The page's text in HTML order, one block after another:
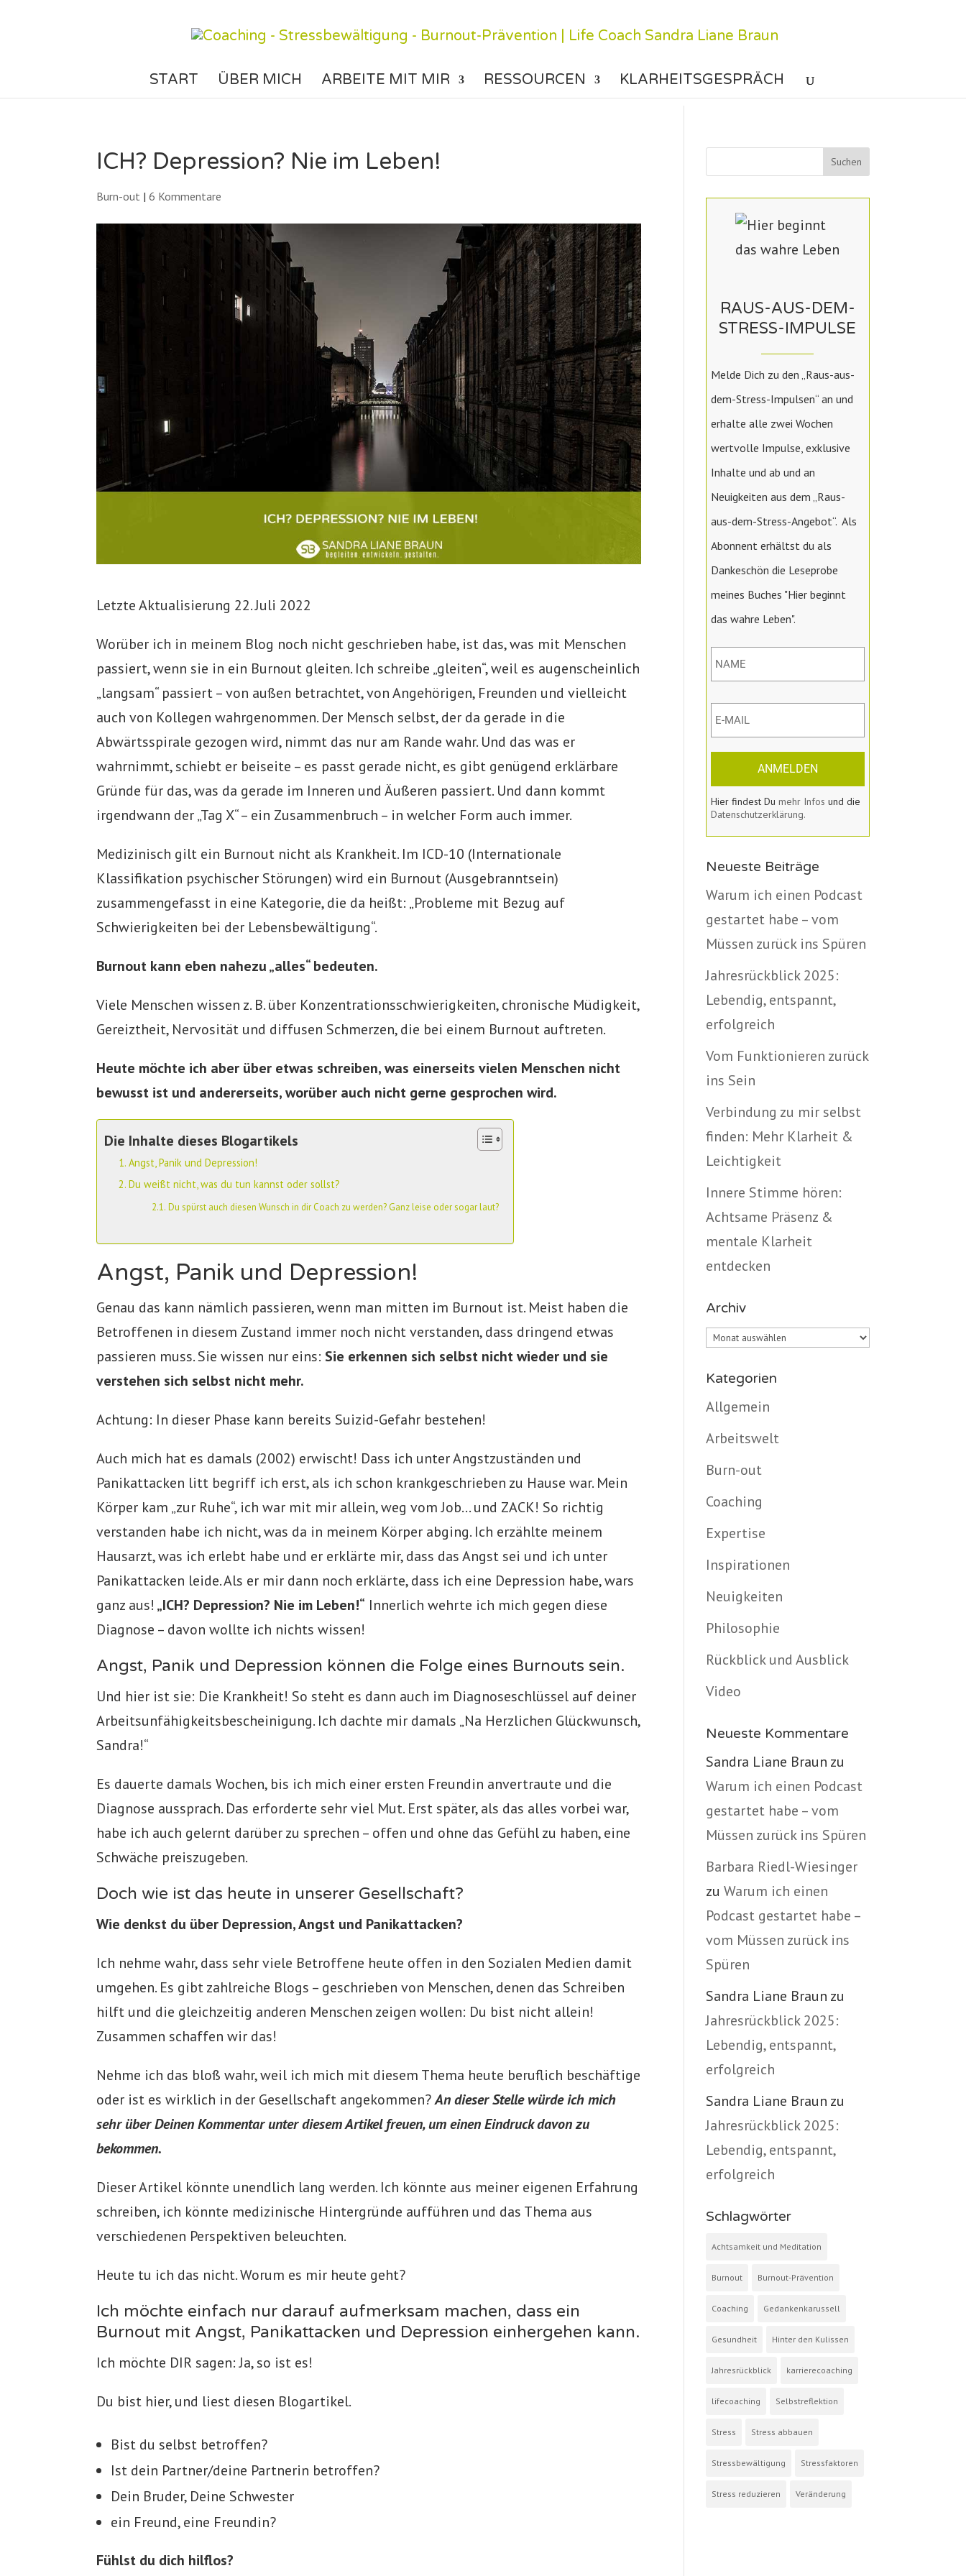
START ÜBER MICH ARBEITE MIT MIR RESSOURCEN KLARHEITSGESPRÄCH
ICH? Depression? Nie im Leben!
Burn-out |6 Kommentare
Letzte Aktualisierung 22. Juli 2022
Worüber ich in meinem Blog noch nicht geschrieben habe, ist das, was mit Menschen
passiert, wenn sie in ein Burnout gleiten. Ich schreibe „gleiten“, weil es augenscheinlich
„langsam“ passiert – von außen betrachtet, von Angehörigen, Freunden und vielleicht
auch von Kollegen wahrgenommen. Der Mensch selbst, der da gerade in die
Abwärtsspirale gezogen wird, nimmt das nur am Rande wahr. Und das was er
wahrnimmt, schiebt er beiseite – es passt gerade nicht, es gibt genügend erklärbare
Gründe für das, was da gerade im Inneren und Äußeren passiert. Und dann kommt
irgendwann der „Tag X“ – ein Zusammenbruch – in welcher Form auch immer.
Medizinisch gilt ein Burnout nicht als Krankheit. Im ICD-10 (Internationale
Klassifikation psychischer Störungen) wird ein Burnout (Ausgebranntsein)
zusammengefasst in eine Kategorie, die da heißt: „Probleme mit Bezug auf
Schwierigkeiten bei der Lebensbewältigung“.
Burnout kann eben nahezu „alles“ bedeuten.
Viele Menschen wissen z. B. über Konzentrationsschwierigkeiten, chronische Müdigkeit,
Gereiztheit, Nervosität und diffusen Schmerzen, die bei einem Burnout auftreten.
Heute möchte ich aber über etwas schreiben, was einerseits vielen Menschen nicht
bewusst ist und andererseits, worüber auch nicht gerne gesprochen wird.
Die Inhalte dieses Blogartikels
Angst, Panik und Depression!
Du weißt nicht, was du tun kannst oder sollst?
Du spürst auch diesen Wunsch in dir Coach zu werden? Ganz leise oder sogar laut?
Angst, Panik und Depression!
Genau das kann nämlich passieren, wenn man mitten im Burnout ist. Meist haben die
Betroffenen in diesem Zustand immer noch nicht verstanden, dass dringend etwas
passieren muss. Sie wissen nur eins: Sie erkennen sich selbst nicht wieder und sie
verstehen sich selbst nicht mehr.
Achtung: In dieser Phase kann bereits Suizid-Gefahr bestehen!
Auch mich hat es damals (2002) erwischt! Dass ich unter Angstzuständen und
Panikattacken litt begriff ich erst, als ich schon krankgeschrieben zu Hause war. Mein
Körper kam „zur Ruhe“, ich war mit mir allein, weg vom Job… und ZACK! So richtig
verstanden habe ich nicht, was da in meinem Körper abging. Ich erzählte meinem
Hausarzt, was ich erlebt habe und er erklärte mir, dass das Angst sei und ich unter
Panikattacken leide. Als er mir dann noch erklärte, dass ich eine Depression habe, wars
ganz aus! „ICH? Depression? Nie im Leben!“ Innerlich wehrte ich mich gegen diese
Diagnose – davon wollte ich nichts wissen!
Angst, Panik und Depression können die Folge eines Burnouts sein.
Und hier ist sie: Die Krankheit! So steht es dann auch im Diagnoseschlüssel auf deiner
Arbeitsunfähigkeitsbescheinigung. Ich dachte mir damals „Na Herzlichen Glückwunsch,
Sandra!“
Es dauerte damals Wochen, bis ich mich einer ersten Freundin anvertraute und die
Diagnose aussprach. Das erforderte sehr viel Mut. Erst später, als das alles vorbei war,
habe ich auch gelernt darüber zu sprechen – offen und ohne das Gefühl zu haben, eine
Schwäche preiszugeben.
Doch wie ist das heute in unserer Gesellschaft?
Wie denkst du über Depression, Angst und Panikattacken?
Ich nehme wahr, dass sehr viele Betroffene heute offen in den Sozialen Medien damit
umgehen. Es gibt zahlreiche Blogs – geschrieben von Menschen, denen das Schreiben
hilft und die gleichzeitig anderen Menschen zeigen wollen: Du bist nicht allein!
Zusammen schaffen wir das!
Nehme ich das bloß wahr, weil ich mich mit diesem Thema heute beruflich beschäftige
oder ist es wirklich in der Gesellschaft angekommen?An dieser Stelle würde ich mich
sehr über Deinen Kommentar unter diesem Artikel freuen, um einen Eindruck davon zu
bekommen.
Dieser Artikel könnte unendlich lang werden. Ich könnte aus meiner eigenen Erfahrung
schreiben, ich könnte medizinische Hintergründe aufführen und das Thema aus
verschiedenen Perspektiven beleuchten.
Heute tu ich das nicht. Worum es mir heute geht?
Ich möchte einfach nur darauf aufmerksam machen, dass ein
Burnout mit Angst, Panikattacken und Depression einhergehen kann.
Ich möchte DIR sagen: Ja, so ist es!
Du bist hier, und liest diesen Blogartikel.
Bist du selbst betroffen?
Ist dein Partner/deine Partnerin betroffen?
Dein Bruder, Deine Schwester
ein Freund, eine Freundin?
Fühlst du dich hilflos?
RAUS-AUS-DEM-
STRESS-IMPULSE
Melde Dich zu den „Raus-aus-
dem-Stress-Impulsen“ an und
erhalte alle zwei Wochen
wertvolle Impulse, exklusive
Inhalte und ab und an
Neuigkeiten aus dem „Raus-
aus-dem-Stress-Angebot“. Als
Abonnent erhältst du als
Dankeschön die Leseprobe
meines Buches "Hier beginnt
das wahre Leben".
ANMELDEN
Hier findest Du mehr Infos und die
Datenschutzerklärung.
Neueste Beiträge
Warum ich einen Podcast
gestartet habe – vom
Müssen zurück ins Spüren
Jahresrückblick 2025:
Lebendig, entspannt,
erfolgreich
Vom Funktionieren zurück
ins Sein
Verbindung zu mir selbst
finden: Mehr Klarheit &
Leichtigkeit
Innere Stimme hören:
Achtsame Präsenz &
mentale Klarheit
entdecken
Archiv
Archiv
Kategorien
Allgemein
Arbeitswelt
Burn-out
Coaching
Expertise
Inspirationen
Neuigkeiten
Philosophie
Rückblick und Ausblick
Video
Neueste Kommentare
Sandra Liane Braun zu
Warum ich einen Podcast
gestartet habe – vom
Müssen zurück ins Spüren
Barbara Riedl-Wiesinger
zu Warum ich einen
Podcast gestartet habe –
vom Müssen zurück ins
Spüren
Sandra Liane Braun zu
Jahresrückblick 2025:
Lebendig, entspannt,
erfolgreich
Sandra Liane Braun zu
Jahresrückblick 2025:
Lebendig, entspannt,
erfolgreich
Schlagwörter
Achtsamkeit und Meditation
Burnout Burnout-Prävention
Coaching Gedankenkarussell
Gesundheit Hinter den Kulissen
Jahresrückblick karrierecoaching
lifecoaching Selbstreflektion
Stress Stress abbauen
Stressbewältigung Stressfaktoren
Stress reduzieren Veränderung